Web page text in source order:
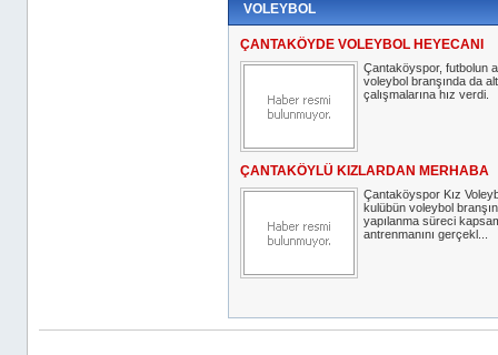
VOLEYBOL
ÇANTAKÖYDE VOLEYBOL HEYECANI
Çantaköyspor, futbolun
voleybol branşında da
çalışmalarına hız verdi.
ÇANTAKÖYLÜ KIZLARDAN MERHABA
Çantaköyspor Kız
kulübün voleybol
yapılanma süreci
antrenmanını gerçekl...